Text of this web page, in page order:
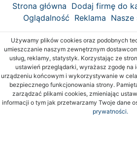
Strona główna Dodaj firmę do
Oglądalność Reklama Nasze
Używamy plików cookies oraz podobnych
umieszczanie naszym zewnętrznym
usług, reklamy, statystyk. Korzystając ze
ustawień przeglądarki, wyrażasz zgodę na
urządzeniu końcowym i wykorzystywanie w
bezpiecznego funkcjonowania strony.
zarządzać plikami cookies, zmieniając
informacji o tym jak przetwarzamy Twoje dane
prywatności.